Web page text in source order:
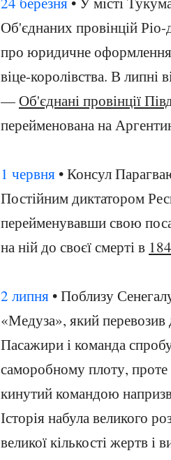
Об'єднаних провінцій
про юридичне оформлення
віце-королівства. В липні
—Об'єднані провінції
перейменована на
1 червня • Консул
Постійним диктатором
перейменувавши свою
на ній до своєї смерті в
2 липня • Поблизу
«Медуза», який перевозив
Пасажири і команда
саморобному плоту, проте
кинутий командою
Історія набула великого
великої кількості жертв і